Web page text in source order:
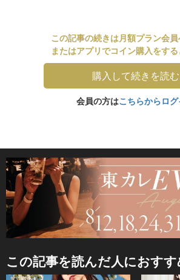
この記事の続きは月額プラン会員
またはアプリでコイン購入をす
購入して続きを読む
会員の方はこちらからロ
この記事を読んだ人におす